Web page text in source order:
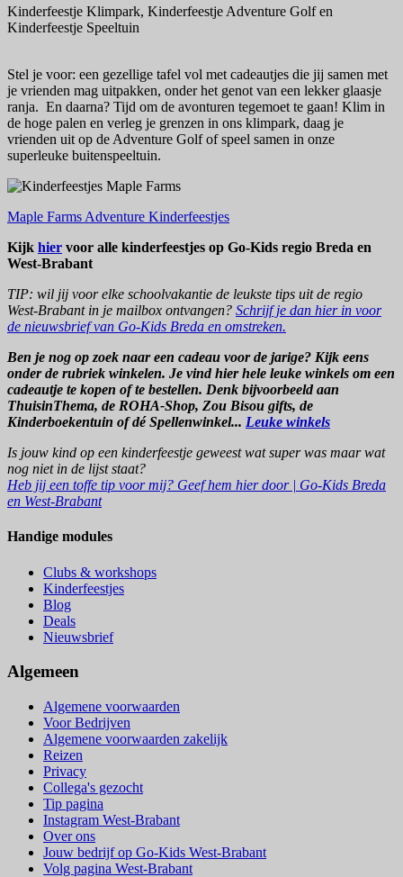
Kinderfeestje Klimpark, Kinderfeestje Adventure Golf en
Kinderfeestje Speeltuin
Stel je voor: een gezellige tafel vol met cadeautjes die jij samen met
je vrienden mag uitpakken, onder het genot van een lekker glaasje
ranja. En daarna? Tijd om de avonturen tegemoet te gaan! Klim in
de hoge palen en verleg je grenzen in ons klimpark, daag je
vrienden uit op de Adventure Golf of speel samen in onze
superleuke buitenspeeltuin.
Maple Farms Adventure Kinderfeestjes
Kijk hier voor alle kinderfeestjes op Go-Kids regio Breda en
West-Brabant
TIP: wil jij voor elke schoolvakantie de leukste tips uit de regio
West-Brabant in je mailbox ontvangen? Schrijf je dan hier in voor
de nieuwsbrief van Go-Kids Breda en omstreken.
Ben je nog op zoek naar een cadeau voor de jarige? Kijk eens
onder de rubriek winkelen. Je vind hier hele leuke winkels om een
cadeautje te kopen of te bestellen. Denk bijvoorbeeld aan
ThuisinThema, de ROHA-Shop, Zou Bisou gifts, de
Kinderboekentuin of dé Spellenwinkel... Leuke winkels
Is jouw kind op een kinderfeestje geweest wat super was maar wat
nog niet in de lijst staat?
Heb jij een toffe tip voor mij? Geef hem hier door | Go-Kids Breda
en West-Brabant
Handige modules
Clubs & workshops
Kinderfeestjes
Blog
Deals
Nieuwsbrief
Algemeen
Algemene voorwaarden
Voor Bedrijven
Algemene voorwaarden zakelijk
Reizen
Privacy
Collega's gezocht
Tip pagina
Instagram West-Brabant
Over ons
Jouw bedrijf op Go-Kids West-Brabant
Volg pagina West-Brabant